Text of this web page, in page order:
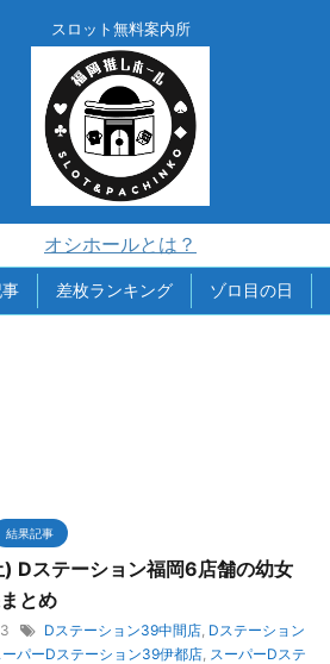
スロット無料案内所
オシホールとは？
差枚ランキング ゾロ目の日
結果記事
Dステーション福岡6店舗の幼女
とめ
Dステーション39中間店 Dステーション
ーパーDステーション39伊都店 スーパーDステ